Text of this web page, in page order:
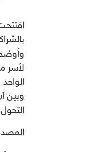
وأوضح
الواحد
وبين
التحول الوطني ٢٠٢٠ , لضمان الاستدامة